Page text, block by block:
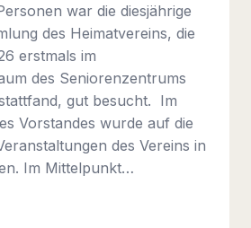
war die diesjährige
des Heimatvereins, die
erstmals im
des Seniorenzentrums
gut besucht. Im
Vorstandes wurde auf die
des Vereins in
Im Mittelpunkt…